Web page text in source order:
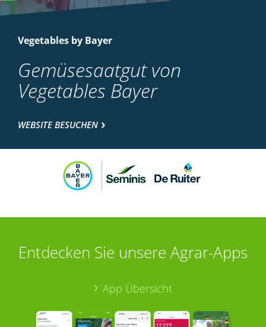
Vegetables by Bayer
Gemüsesaatgut von
Vegetables Bayer
WEBSITE BESUCHEN
Entdecken Sie unsere Agrar-Apps
App Übersicht